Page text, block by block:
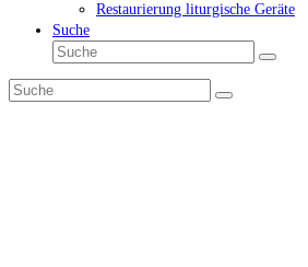
Restaurierung liturgische Geräte
Suche
Suche
Senden
Suche
Senden